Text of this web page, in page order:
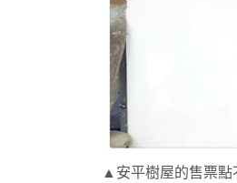
▲安平樹屋的售票點